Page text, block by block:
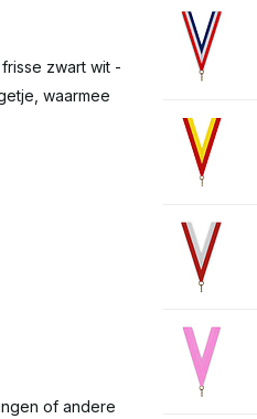
zwart wit -
waarmee
of andere